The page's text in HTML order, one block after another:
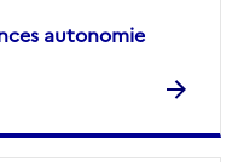
autonomie